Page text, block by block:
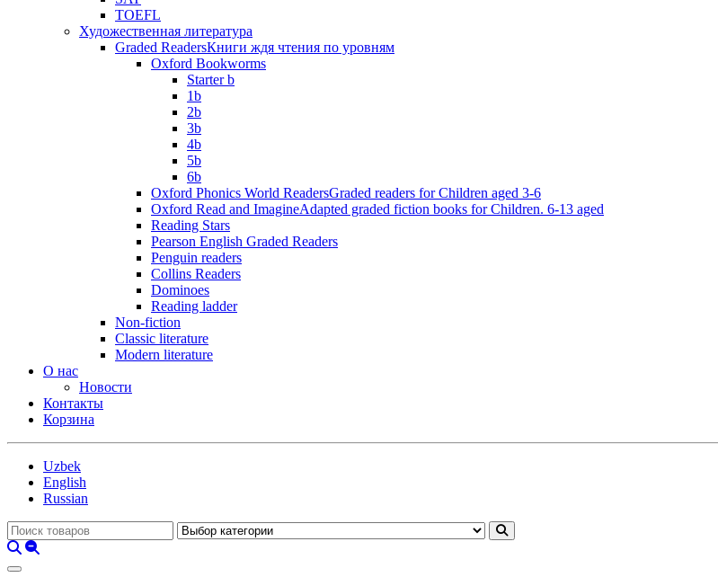
TOEFL
Художественная литература
Graded ReadersКниги ждя чтения по уровням
Oxford Bookworms
Starter b
1b
2b
3b
4b
5b
6b
Oxford Phonics World ReadersGraded readers for Children aged 3-6
Oxford Read and ImagineAdapted graded fiction books for Children. 6-13 aged
Reading Stars
Pearson English Graded Readers
Penguin readers
Collins Readers
Dominoes
Reading ladder
Non-fiction
Classic literature
Modern literature
О нас
Новости
Контакты
Корзина
Uzbek
English
Russian